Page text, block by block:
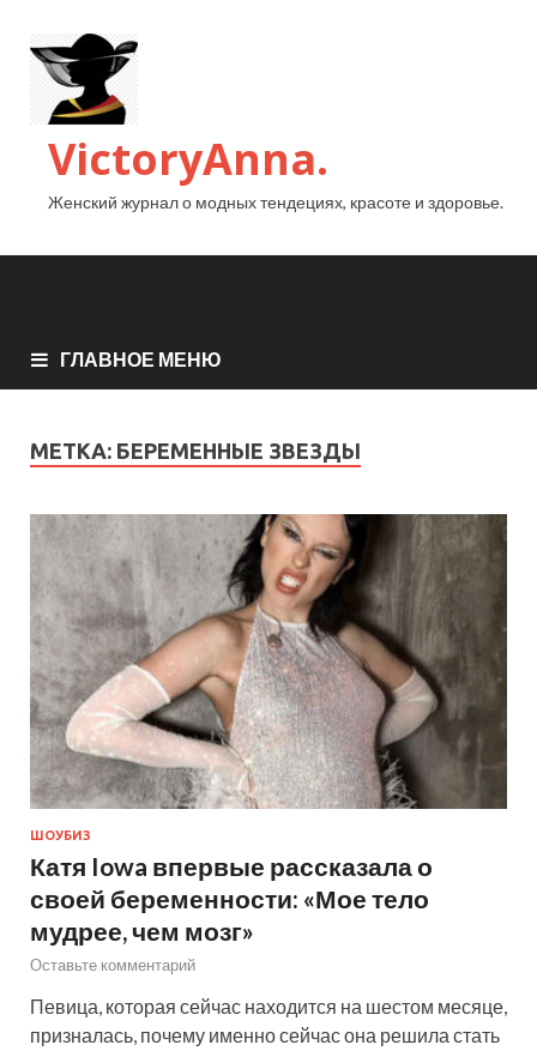
VictoryAnna.
Женский журнал о модных тендециях, красоте и здоровье.
ГЛАВНОЕ МЕНЮ
МЕТКА: БЕРЕМЕННЫЕ ЗВЕЗДЫ
ШОУБИЗ
Катя Iowa впервые рассказала о
своей беременности: «Мое тело
мудрее, чем мозг»
Оставьте комментарий
Певица, которая сейчас находится на шестом месяце,
призналась, почему именно сейчас она решила стать